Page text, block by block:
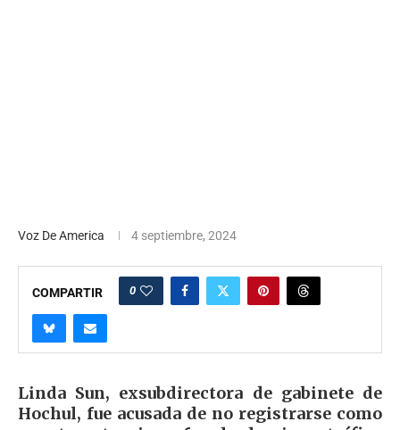
Voz De America 4 septiembre, 2024
COMPARTIR 0
Linda Sun, exsubdirectora de gabinete de
Hochul, fue acusada de no registrarse como